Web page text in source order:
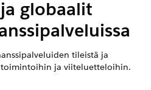
globaalit
tileistä ja
ja viiteluetteloihin.